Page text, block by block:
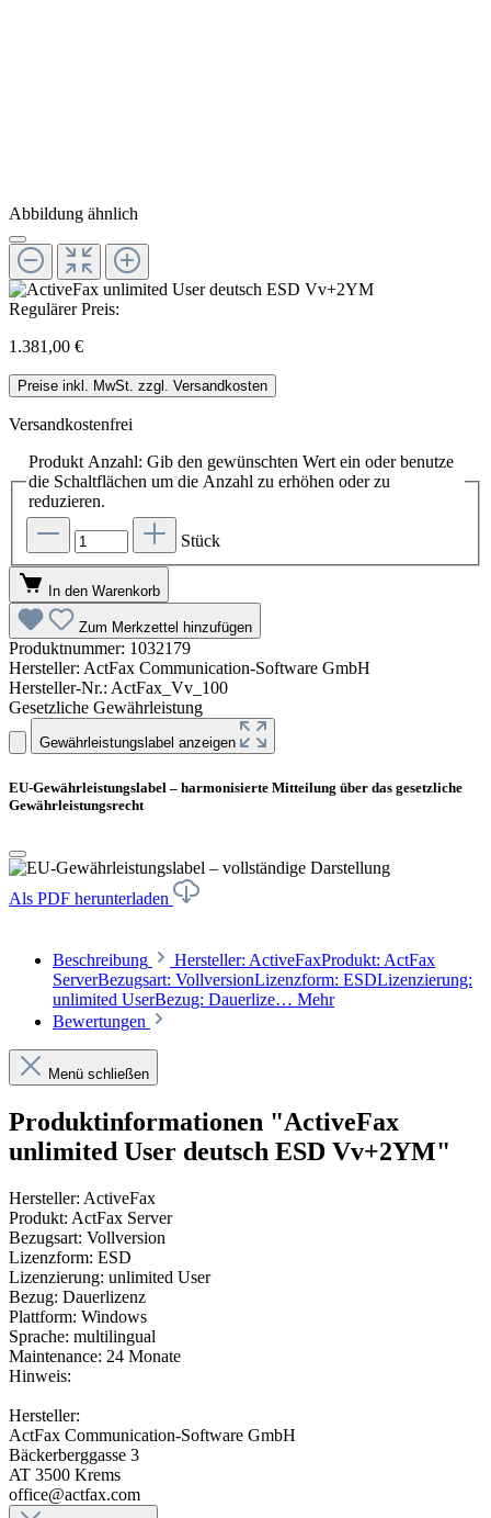
Abbildung ähnlich
Regulärer Preis:
1.381,00 €
Preise inkl. MwSt. zzgl. Versandkosten
Versandkostenfrei
Produkt Anzahl: Gib den gewünschten Wert ein oder benutze
die Schaltflächen um die Anzahl zu erhöhen oder zu
reduzieren.
Stück
In den Warenkorb
Zum Merkzettel hinzufügen
Produktnummer: 1032179
Hersteller: ActFax Communication-Software GmbH
Hersteller-Nr.: ActFax_Vv_100
Gesetzliche Gewährleistung
Gewährleistungslabel anzeigen
EU-Gewährleistungslabel – harmonisierte Mitteilung über das gesetzliche
Gewährleistungsrecht
Als PDF herunterladen
Beschreibung
Hersteller: ActiveFaxProdukt: ActFax
ServerBezugsart: VollversionLizenzform: ESDLizenzierung:
unlimited UserBezug: Dauerlize… Mehr
Bewertungen
Menü schließen
Produktinformationen "ActiveFax
unlimited User deutsch ESD Vv+2YM"
Hersteller: ActiveFax
Produkt: ActFax Server
Bezugsart: Vollversion
Lizenzform: ESD
Lizenzierung: unlimited User
Bezug: Dauerlizenz
Plattform: Windows
Sprache: multilingual
Maintenance: 24 Monate
Hinweis:
Hersteller:
ActFax Communication-Software GmbH
Bäckerberggasse 3
AT 3500 Krems
office@actfax.com